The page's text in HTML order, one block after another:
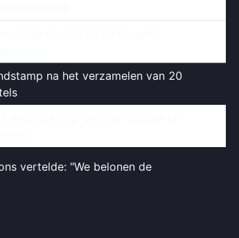
na het verzamelen van 20
vertelde: "We belonen de